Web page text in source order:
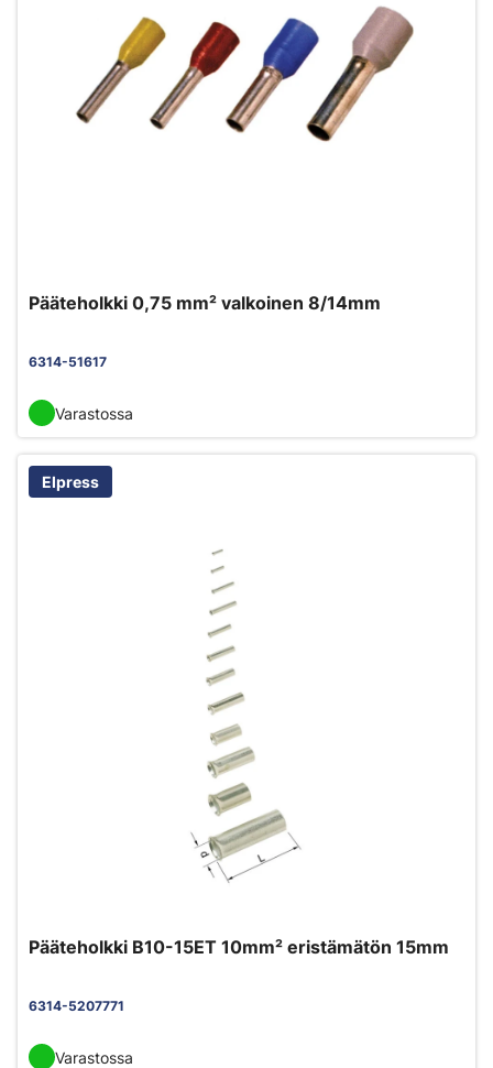
Pääteholkki 0,75 mm² valkoinen 8/14mm
6314-51617
Varastossa
Elpress
Pääteholkki B10-15ET 10mm² eristämätön 15mm
6314-5207771
Varastossa